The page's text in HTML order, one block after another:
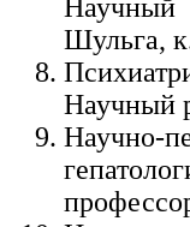
Шульга,
Научный
Научно-